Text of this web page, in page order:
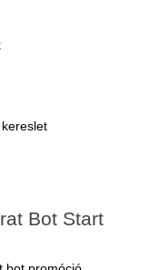
Bot Start